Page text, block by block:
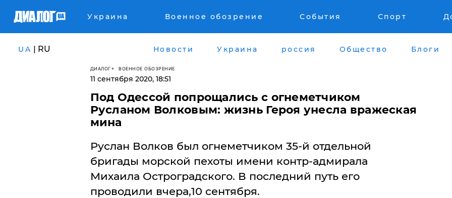
Украина Военное обозрение События Спорт
UA | RU Новости Украина россия Общество Блоги
ДИАЛОГ ВОЕННОЕ ОБОЗРЕНИЕ
11 сентября 2020, 18:51
Под Одессой попрощались с огнеметчиком
Русланом Волковым: жизнь Героя унесла вражеская
мина
Руслан Волков был огнеметчиком 35-й отдельной
бригады морской пехоты имени контр-адмирала
Михаила Остроградского. В последний путь его
проводили вчера,10 сентября.